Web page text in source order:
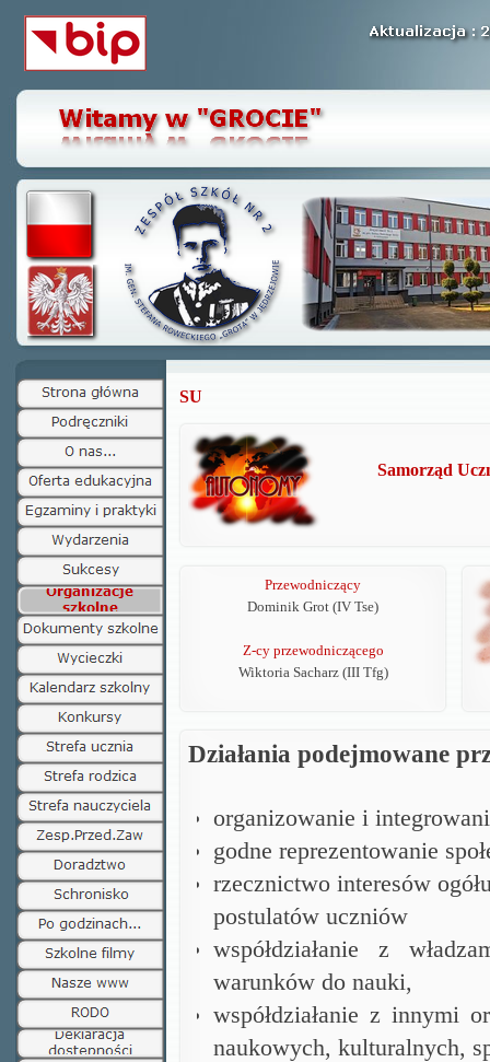
SU
Samorząd
Przewodniczący
Dominik Grot (IV Tse)
Z-cy przewodniczącego
Wiktoria Sacharz (III Tfg)
Działania podejmowane
organizowanie i
godne reprezentowanie
rzecznictwo interesów
postulatów uczniów
współdziałanie z
warunków do nauki,
współdziałanie z innymi
naukowych, kulturalnych,